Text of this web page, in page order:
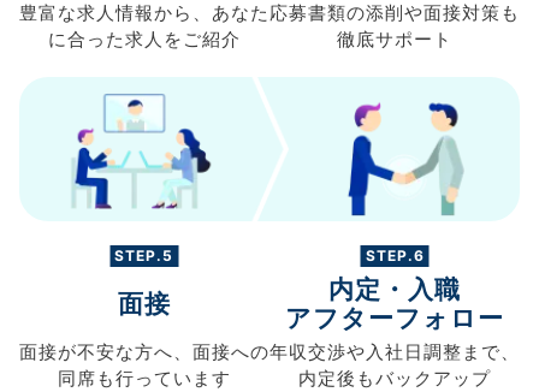
豊富な求人情報から、 あなた
に合った求人を ご紹介
応募書類の添削や面接対策も
徹底サポート
STEP.5
面接
面接が不安な方へ、 面接への
同席も行っています
STEP.6
内定・入職
アフターフォロー
年収交渉や入社日調整まで、
内定後もバックアップ